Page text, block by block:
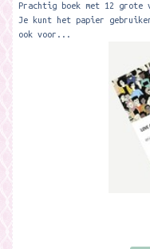
Prachtig boek met 12
Je kunt het papier
ook voor...